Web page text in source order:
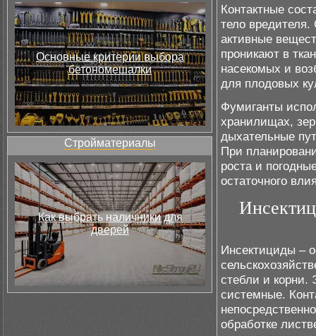
Основные критерии выбора
бетономешалки
Стройматериалы
Как выбрать наличники для
дверей
Контактные
тело
активные
проникают в
насекомых и
для плодовых
Фумиганты
хранилищах,
дыхательные
При
роста и
остаточного
Инсектициды –
стебли и корни.
системные.
обработке